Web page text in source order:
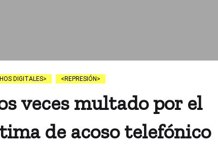
DIGITALES REPRESIÓN
veces multado por el
de acoso telefónico